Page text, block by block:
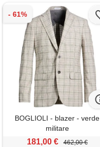
BOGLIOLI - blazer - verde
militare
181,00 € 462,00 €